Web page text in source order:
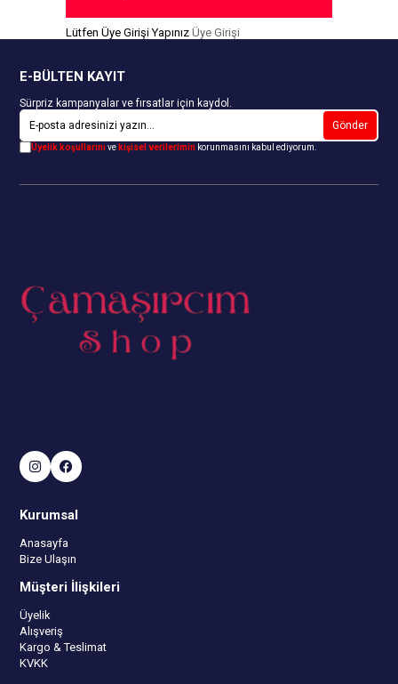
Lütfen Üye Girişi Yapınız Üye Girişi
E-BÜLTEN KAYIT
Sürpriz kampanyalar ve fırsatlar için kaydol.
Gönder
Üyelik koşullarınıve kişisel verilerimin korunmasını kabul ediyorum.
Kurumsal
Anasayfa
Bize Ulaşın
Müşteri İlişkileri
Üyelik
Alışveriş
Kargo & Teslimat
KVKK